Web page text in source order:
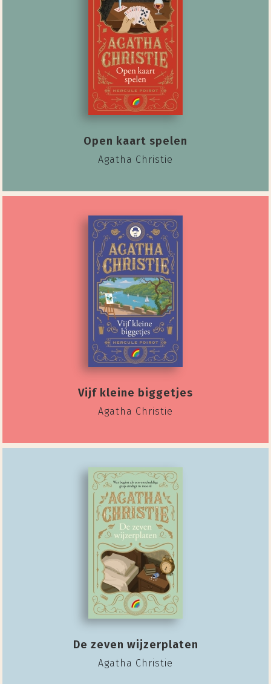
Open kaart spelen
Agatha Christie
Vijf kleine biggetjes
Agatha Christie
De zeven wijzerplaten
Agatha Christie